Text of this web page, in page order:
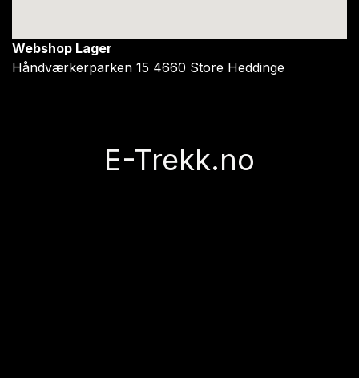
Webshop Lager
Håndværkerparken 15 4660 Store Heddinge
E-Trekk.no